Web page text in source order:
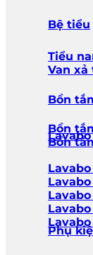
Bệ tiểu
Tiểu
Van xả
Bồn
Bồn
Bồn
Phụ